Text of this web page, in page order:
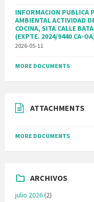
INFORMACION PUBLICA
AMBIENTAL ACTIVIDAD
COCINA, SITA CALLE
(EXPTE. 2024/9440 CA-
2026-05-11
MORE DOCUMENTS
ATTACHMENTS
MORE DOCUMENTS
ARCHIVOS
julio 2026(2)